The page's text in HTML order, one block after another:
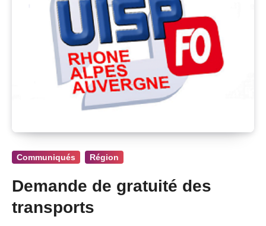
Communiqués Région
Demande de gratuité des
transports